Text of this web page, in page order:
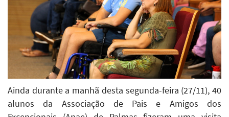
Ainda durante a manhã desta segunda-feira (27/11), 40
alunos da Associação de Pais e Amigos dos